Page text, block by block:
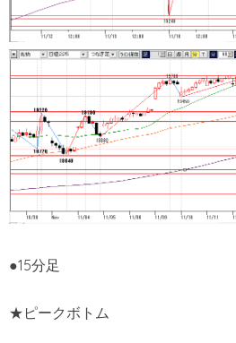
●15分足
★ピークボトム